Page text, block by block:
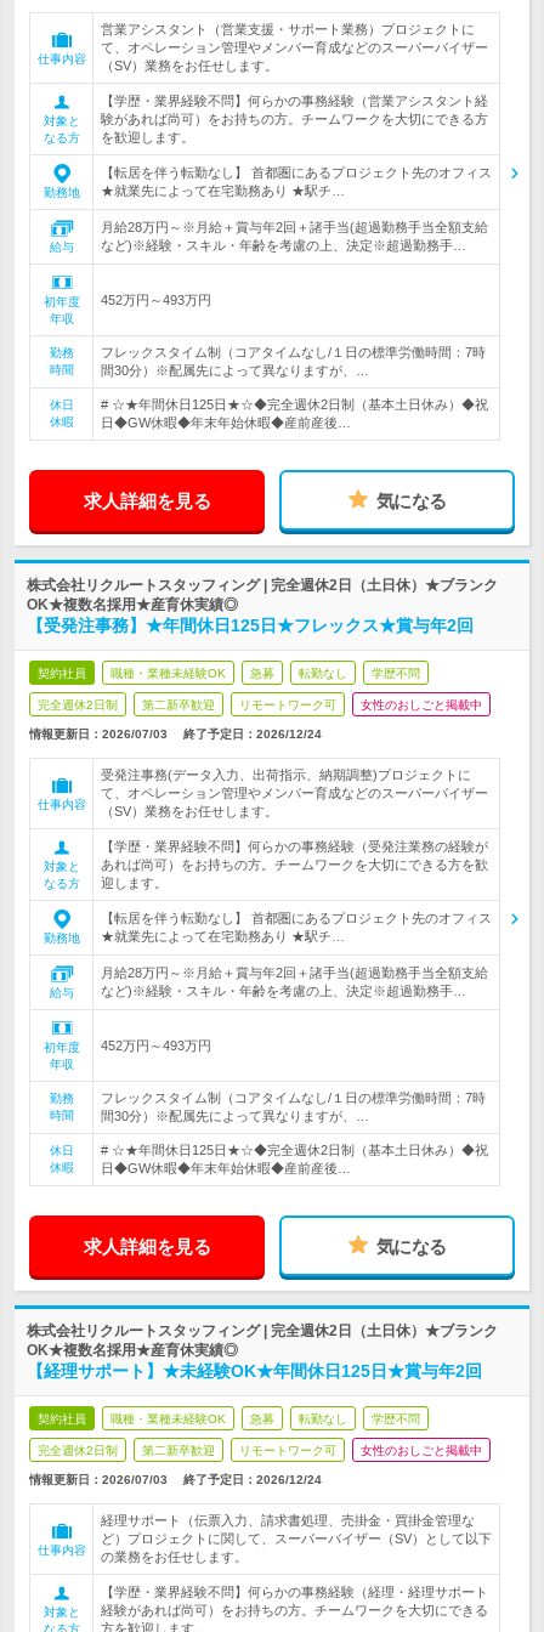
仕事内容
営業アシスタント（営業支援・サポート業務）プロジェクトに
て、オペレーション管理やメンバー育成などのスーパーバイザー
（SV）業務をお任せします。
対象と
なる方
【学歴・業界経験不問】何らかの事務経験（営業アシスタント経
験があれば尚可）をお持ちの方。チームワークを大切にできる方
を歓迎します。
勤務地
【転居を伴う転勤なし】 首都圏にあるプロジェクト先のオフィス
★就業先によって在宅勤務あり ★駅チ…
給与
月給28万円～※月給＋賞与年2回＋諸手当(超過勤務手当全額支給
など)※経験・スキル・年齢を考慮の上、決定※超過勤務手…
初年度
年収
452万円～493万円
勤務
時間
フレックスタイム制（コアタイムなし/１日の標準労働時間：7時
間30分）※配属先によって異なりますが、…
休日
休暇
# ☆★年間休日125日★☆◆完全週休2日制（基本土日休み）◆祝
日◆GW休暇◆年末年始休暇◆産前産後…
求人詳細を見る 気になる
株式会社リクルートスタッフィング | 完全週休2日（土日休）★ブランク
OK★複数名採用★産育休実績◎
【受発注事務】★年間休日125日★フレックス★賞与年2回
契約社員 職種・業種未経験OK 急募 転勤なし 学歴不問
完全週休2日制 第二新卒歓迎 リモートワーク可 女性のおしごと掲載中
情報更新日：2026/07/03 終了予定日： 2026/12/24
仕事内容
受発注事務(データ入力、出荷指示、納期調整)プロジェクトに
て、オペレーション管理やメンバー育成などのスーパーバイザー
（SV）業務をお任せします。
対象と
なる方
【学歴・業界経験不問】何らかの事務経験（受発注業務の経験が
あれば尚可）をお持ちの方。チームワークを大切にできる方を歓
迎します。
勤務地
【転居を伴う転勤なし】 首都圏にあるプロジェクト先のオフィス
★就業先によって在宅勤務あり ★駅チ…
給与
月給28万円～※月給＋賞与年2回＋諸手当(超過勤務手当全額支給
など)※経験・スキル・年齢を考慮の上、決定※超過勤務手…
初年度
年収
452万円～493万円
勤務
時間
フレックスタイム制（コアタイムなし/１日の標準労働時間：7時
間30分）※配属先によって異なりますが、…
休日
休暇
# ☆★年間休日125日★☆◆完全週休2日制（基本土日休み）◆祝
日◆GW休暇◆年末年始休暇◆産前産後…
求人詳細を見る 気になる
株式会社リクルートスタッフィング | 完全週休2日（土日休）★ブランク
OK★複数名採用★産育休実績◎
【経理サポート】★未経験OK★年間休日125日★賞与年2回
契約社員 職種・業種未経験OK 急募 転勤なし 学歴不問
完全週休2日制 第二新卒歓迎 リモートワーク可 女性のおしごと掲載中
情報更新日：2026/07/03 終了予定日： 2026/12/24
仕事内容
経理サポート（伝票入力、請求書処理、売掛金・買掛金管理な
ど）プロジェクトに関して、スーパーバイザー（SV）として以下
の業務をお任せします。
対象と
なる方
【学歴・業界経験不問】何らかの事務経験（経理・経理サポート
経験があれば尚可）をお持ちの方。チームワークを大切にできる
方を歓迎します。